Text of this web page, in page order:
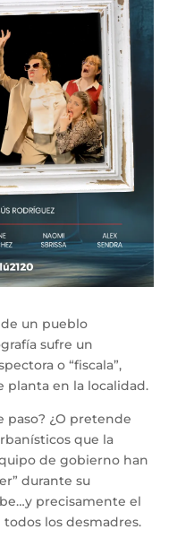
un pueblo
sufre un
o “fiscala”,
planta en la localidad.
paso? ¿O pretende
que la
de gobierno han
durante su
precisamente el
los desmadres.